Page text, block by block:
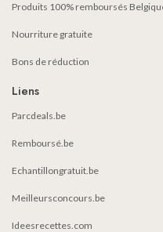
Produits 100% remboursés
Nourriture gratuite
Bons de réduction
Liens
Parcdeals.be
Remboursé.be
Echantillongratuit.be
Meilleursconcours.be
Ideesrecettes.com